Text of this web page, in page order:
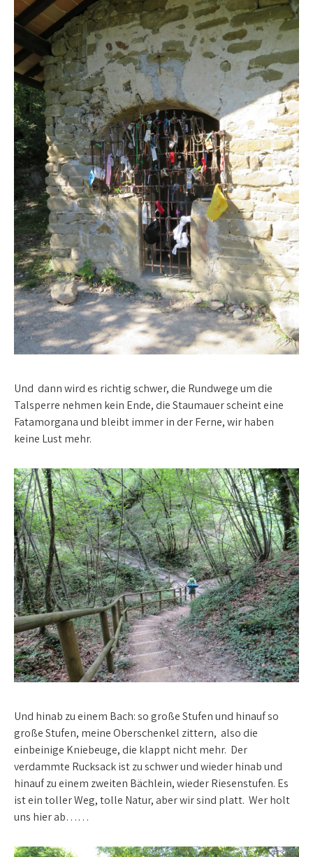
Und dann wird es richtig schwer, die Rundwege um die
Talsperre nehmen kein Ende, die Staumauer scheint eine
Fatamorgana und bleibt immer in der Ferne, wir haben
keine Lust mehr.
Und hinab zu einem Bach: so große Stufen und hinauf so
große Stufen, meine Oberschenkel zittern, also die
einbeinige Kniebeuge, die klappt nicht mehr. Der
verdammte Rucksack ist zu schwer und wieder hinab und
hinauf zu einem zweiten Bächlein, wieder Riesenstufen. Es
ist ein toller Weg, tolle Natur, aber wir sind platt. Wer holt
uns hier ab……